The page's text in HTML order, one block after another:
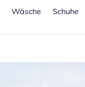
Wäsche Schuhe